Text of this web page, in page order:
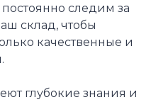
следим за
склад, чтобы
качественные и
глубокие знания и